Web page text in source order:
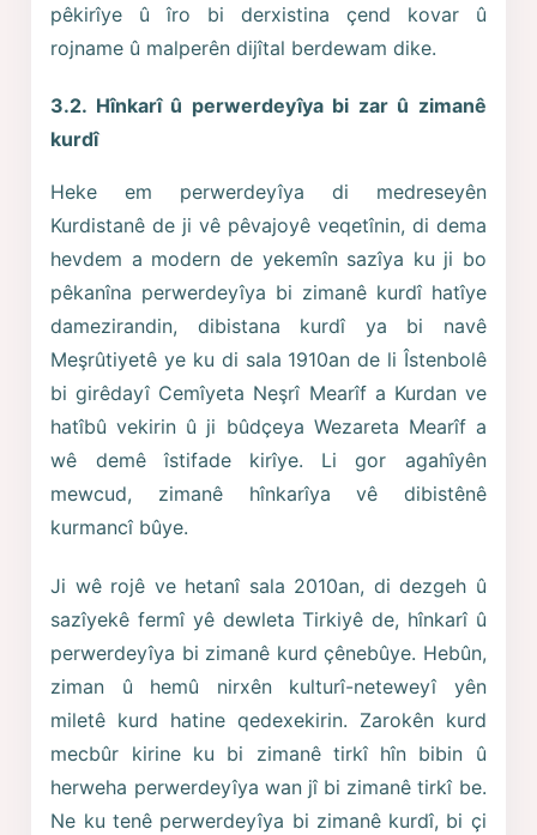
pêkirîye û îro bi derxistina çend kovar û
rojname û malperên dijîtal berdewam dike.
3.2. Hînkarî û perwerdeyîya bi zar û zimanê
kurdî
Heke em perwerdeyîya di medreseyên
Kurdistanê de ji vê pêvajoyê veqetînin, di dema
hevdem a modern de yekemîn sazîya ku ji bo
pêkanîna perwerdeyîya bi zimanê kurdî hatîye
damezirandin, dibistana kurdî ya bi navê
Meşrûtiyetê ye ku di sala 1910an de li Îstenbolê
bi girêdayî Cemîyeta Neşrî Mearîf a Kurdan ve
hatîbû vekirin û ji bûdçeya Wezareta Mearîf a
wê demê îstifade kirîye. Li gor agahîyên
mewcud, zimanê hînkarîya vê dibistênê
kurmancî bûye.
Ji wê rojê ve hetanî sala 2010an, di dezgeh û
sazîyekê fermî yê dewleta Tirkiyê de, hînkarî û
perwerdeyîya bi zimanê kurd çênebûye. Hebûn,
ziman û hemû nirxên kulturî-neteweyî yên
miletê kurd hatine qedexekirin. Zarokên kurd
mecbûr kirine ku bi zimanê tirkî hîn bibin û
herweha perwerdeyîya wan jî bi zimanê tirkî be.
Ne ku tenê perwerdeyîya bi zimanê kurdî, bi çi